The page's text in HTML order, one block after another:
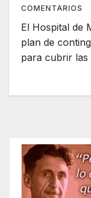
COMENTARIOS
El Hospital de
plan de
para cubrir las